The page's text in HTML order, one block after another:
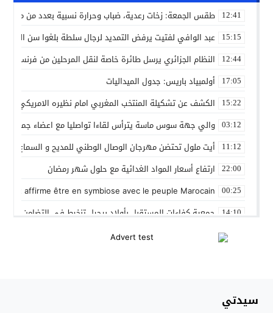
12:41 طقس الجمعة: زخات رعدية، ضباب وحرارة نسبية بعدد من مدن
15:15 عبد الوافي لفتيت يرفض التمديد لرجال سلطة بلغوا سن التقاعد
12:44 النظام الجزائري يرسل طائرة خاصة لنقل المرحلين من فرنسا
17:05 أولمبياد باريس: جدول الميداليات
15:22 الكشف عن تشكيلة المنتخب المغربي امام نظيره الامريكي
03:12 والي جهة سوس ماسة يترأس لقاءا تواصليا مع اعضاء جماعة
11:12 أيت ملول تحتضن مهرجان الوصال الوطني للمديح و السماع من 25 إلى 30 مارس
22:00 ارتفاع أسعار المواد الغدائية مع حلول شهر رمضان
00:25
affirme être en symbiose avec le peuple Marocain
14:10 جمعية كفاءات المستقبل بأولاد برحيل تنخرط في التضامن
12:01 المنتخب المغربي داخل القاعة يتأهل الى نصف نهائي كأس
22:08
سيدتي